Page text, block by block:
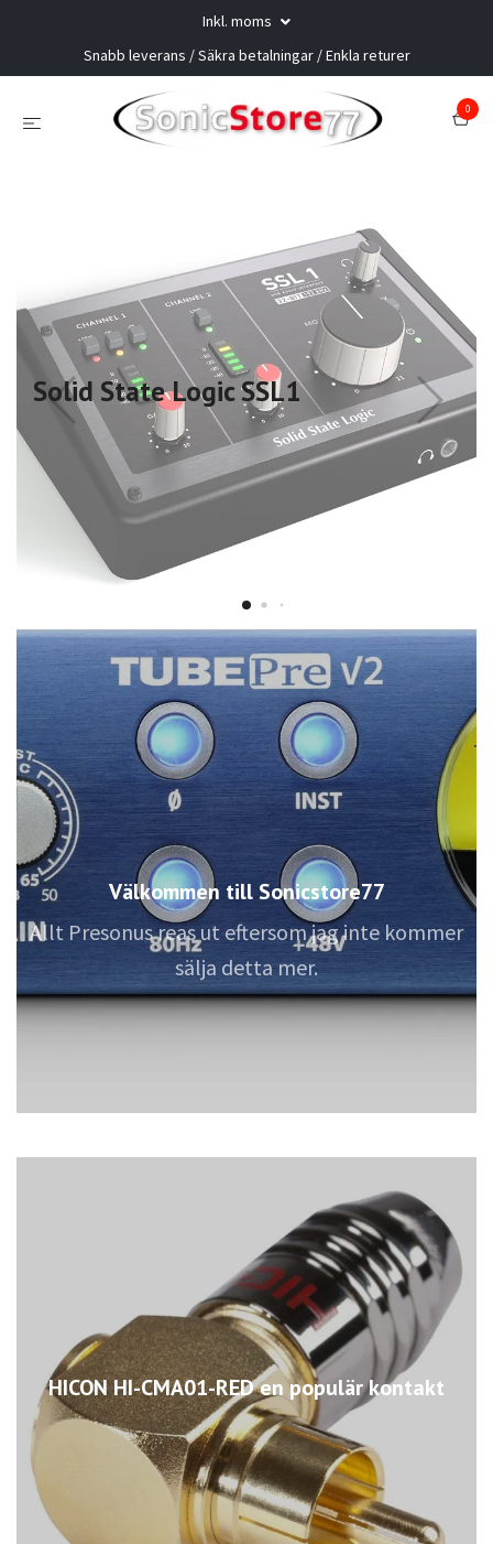
Inkl. moms
Snabb leverans / Säkra betalningar / Enkla returer
0
HICON HI-CMA01-RED en populär kontakt
Solid State Logic SSL1
Välkommen till Sonicstore77
Allt Presonus reas ut eftersom jag inte kommer
sälja detta mer.